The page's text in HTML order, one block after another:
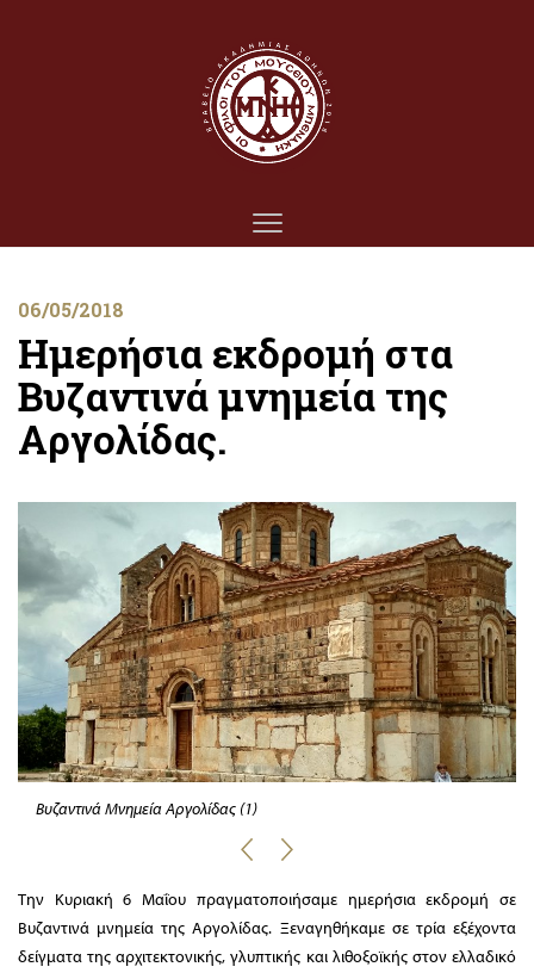
06/05/2018
Ημερήσια εκδρομή στα
Βυζαντινά μνημεία της
Αργολίδας.
Βυζαντινά Μνημεία Αργολίδας (1)
Την Κυριακή 6 Μαΐου πραγματοποιήσαμε ημερήσια εκδρομή σε
Βυζαντινά μνημεία της Αργολίδας. Ξεναγηθήκαμε σε τρία εξέχοντα
δείγματα της αρχιτεκτονικής, γλυπτικής και λιθοξοϊκής στον ελλαδικό